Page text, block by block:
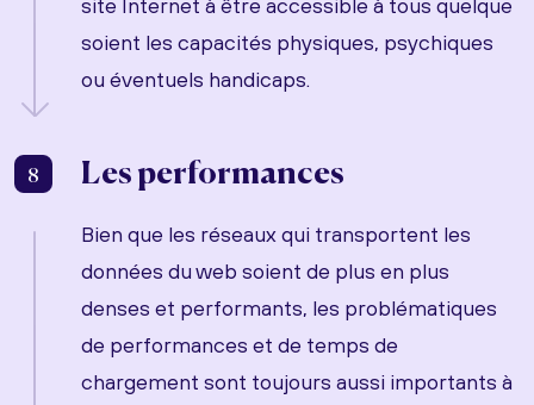
site Internet à être accessible à tous quelque
soient les capacités physiques, psychiques
ou éventuels handicaps.
8 Les performances
Bien que les réseaux qui transportent les
données du web soient de plus en plus
denses et performants, les problématiques
de performances et de temps de
chargement sont toujours aussi importants à